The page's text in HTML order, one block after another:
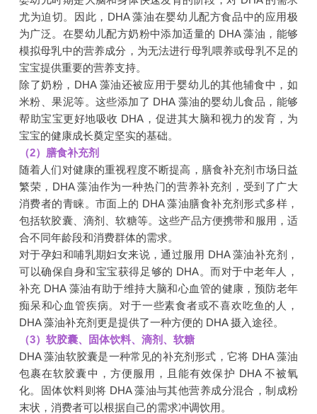
尤为迫切。因此，DHA 藻油在婴幼儿配方食品中的应用极
为广泛。在婴幼儿配方奶粉中添加适量的 DHA 藻油，能够
模拟母乳中的营养成分，为无法进行母乳喂养或母乳不足的
宝宝提供重要的营养支持。
除了奶粉，DHA 藻油还被应用于婴幼儿的其他辅食中，如
米粉、果泥等。这些添加了 DHA 藻油的婴幼儿食品，能够
帮助宝宝更好地吸收 DHA，促进其大脑和视力的发育，为
宝宝的健康成长奠定坚实的基础。
（2）膳食补充剂
随着人们对健康的重视程度不断提高，膳食补充剂市场日益
繁荣，DHA 藻油作为一种热门的营养补充剂，受到了广大
消费者的青睐。市面上的 DHA 藻油膳食补充剂形式多样，
包括软胶囊、滴剂、软糖等。这些产品方便携带和服用，适
合不同年龄段和消费群体的需求。
对于孕妇和哺乳期妇女来说，通过服用 DHA 藻油补充剂，
可以确保自身和宝宝获得足够的 DHA。而对于中老年人，
补充 DHA 藻油有助于维持大脑和心血管的健康，预防老年
痴呆和心血管疾病。对于一些素食者或不喜欢吃鱼的人，
DHA 藻油补充剂更是提供了一种方便的 DHA 摄入途径。
（3）软胶囊、固体饮料、滴剂、软糖
DHA 藻油软胶囊是一种常见的补充剂形式，它将 DHA 藻油
包裹在软胶囊中，方便服用，且能有效保护 DHA 不被氧
化。固体饮料则将 DHA 藻油与其他营养成分混合，制成粉
末状，消费者可以根据自己的需求冲调饮用。